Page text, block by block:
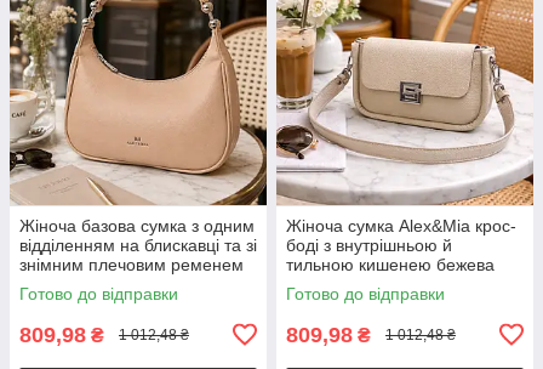
Жіноча базова сумка з одним
відділенням на блискавці та зі
знімним плечовим ременем
екошкіра бежевий Alex&Mia
CD-9128
Готово до відправки
809,98 ₴ 1 012,48 ₴
Жіноча сумка Alex&Mia крос-
боді з внутрішньою й
тильною кишенею бежева
Готово до відправки
809,98 ₴ 1 012,48 ₴